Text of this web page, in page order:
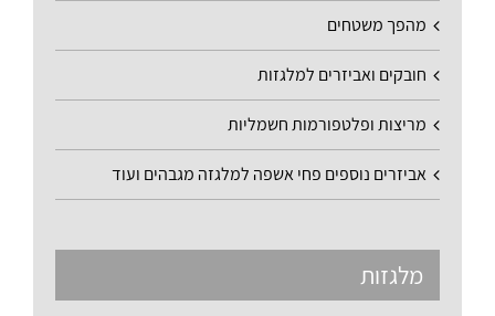
מהפך משטחים
חובקים ואביזרים למלגזות
מריצות ופלטפורמות חשמליות
אביזרים נוספים פחי אשפה למלגזה מגבהים ועוד
מלגזות